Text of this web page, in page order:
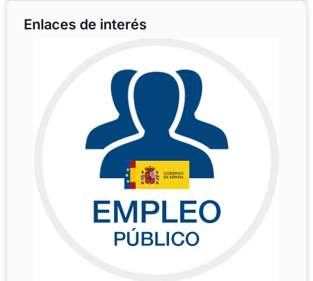
Enlaces de interés